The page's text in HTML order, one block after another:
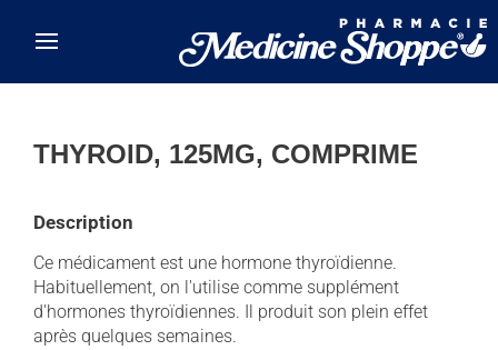
THYROID, 125MG, COMPRIME
Description
Ce médicament est une hormone thyroïdienne.
Habituellement, on l'utilise comme supplément
d'hormones thyroïdiennes. Il produit son plein effet
après quelques semaines.